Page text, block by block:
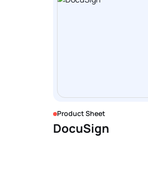
Product Sheet
DocuSign